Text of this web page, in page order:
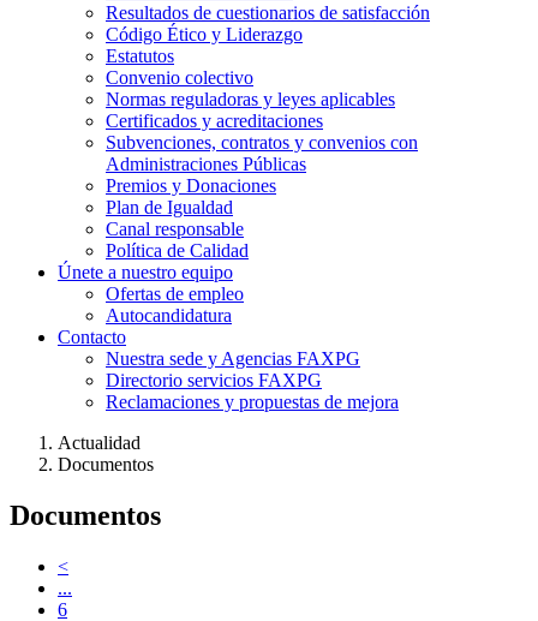
Resultados de cuestionarios de satisfacción
Código Ético y Liderazgo
Estatutos
Convenio colectivo
Normas reguladoras y leyes aplicables
Certificados y acreditaciones
Subvenciones, contratos y convenios con
Administraciones Públicas
Premios y Donaciones
Plan de Igualdad
Canal responsable
Política de Calidad
Únete a nuestro equipo
Ofertas de empleo
Autocandidatura
Contacto
Nuestra sede y Agencias FAXPG
Directorio servicios FAXPG
Reclamaciones y propuestas de mejora
Actualidad
Documentos
Documentos
<
...
6